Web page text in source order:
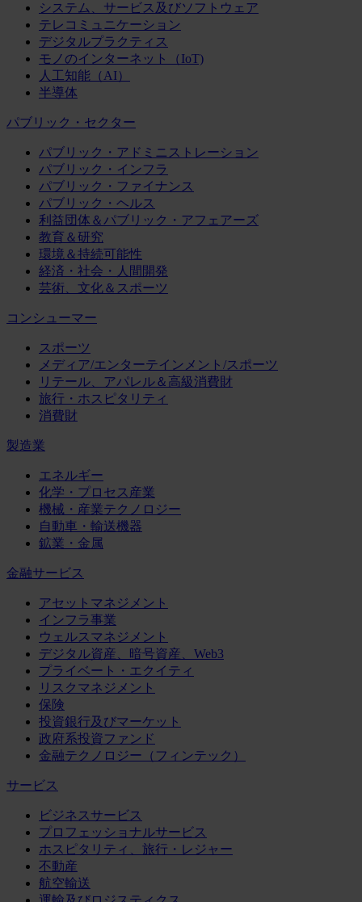
システム、サービス及びソフトウェア
テレコミュニケーション
デジタルプラクティス
モノのインターネット（IoT)
人工知能（AI）
半導体
パブリック・セクター
パブリック・アドミニストレーション
パブリック・インフラ
パブリック・ファイナンス
パブリック・ヘルス
利益団体＆パブリック・アフェアーズ
教育＆研究
環境＆持続可能性
経済・社会・人間開発
芸術、文化＆スポーツ
コンシューマー
スポーツ
メディア/エンターテインメント/スポーツ
リテール、アパレル＆高級消費財
旅行・ホスピタリティ
消費財
製造業
エネルギー
化学・プロセス産業
機械・産業テクノロジー
自動車・輸送機器
鉱業・金属
金融サービス
アセットマネジメント
インフラ事業
ウェルスマネジメント
デジタル資産、暗号資産、Web3
プライベート・エクイティ
リスクマネジメント
保険
投資銀行及びマーケット
政府系投資ファンド
金融テクノロジー（フィンテック）
サービス
ビジネスサービス
プロフェッショナルサービス
ホスピタリティ、旅行・レジャー
不動産
航空輸送